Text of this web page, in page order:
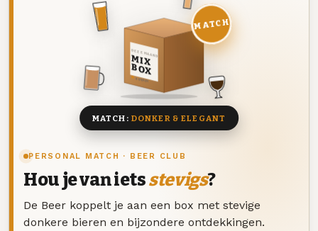
PERSONAL MATCH · BEER CLUB
Hou je van ietsstevigs?
De Beer koppelt je aan een box met stevige
donkere bieren en bijzondere ontdekkingen.
DEZE MAAND
MIX
BOX
8 BIEREN
MATCH
MATCH: DONKER & ELEGANT